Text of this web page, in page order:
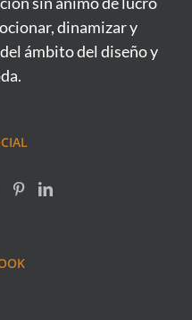
dinamizar y
ámbito del diseño y